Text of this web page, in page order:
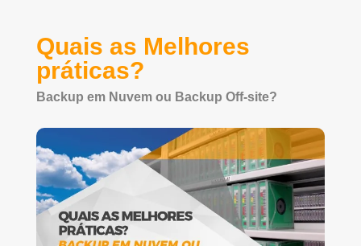
Quais as Melhores
práticas?
Backup em Nuvem ou Backup Off-site?